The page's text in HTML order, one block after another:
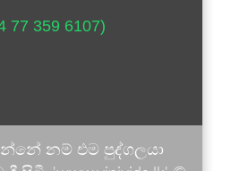
77 359 6107)
නම් එම පුද්ගලයා